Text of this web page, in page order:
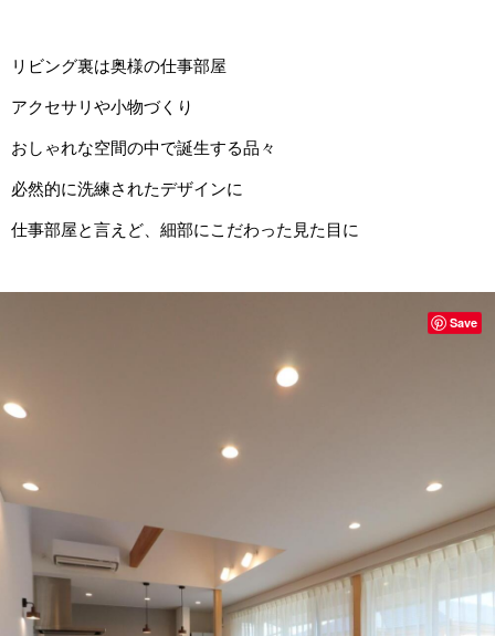
リビング裏は奥様の仕事部屋
アクセサリや小物づくり
おしゃれな空間の中で誕生する品々
必然的に洗練されたデザインに
仕事部屋と言えど、細部にこだわった見た目に
Save